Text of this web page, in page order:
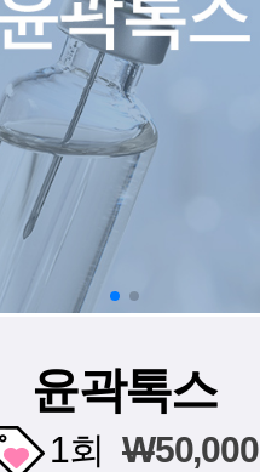
윤곽톡스
1회 W50,000